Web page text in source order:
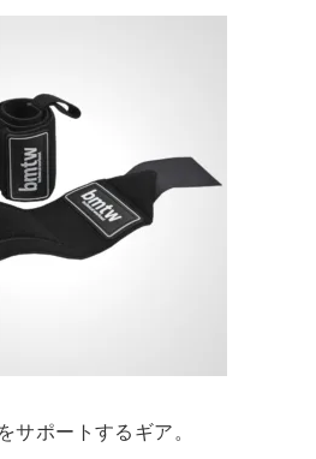
サポートするギア。